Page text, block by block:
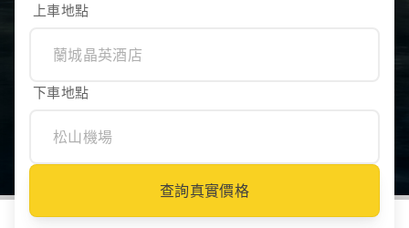
上車地點
下車地點
查詢真實價格